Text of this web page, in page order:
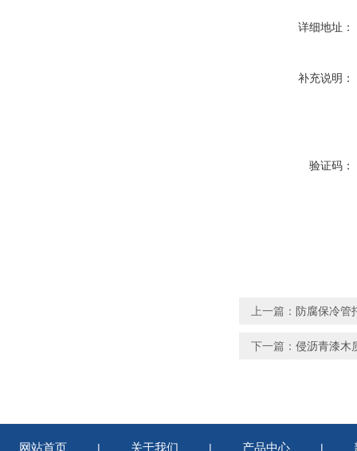
详细地址：
补充说明：
验证码：
上一篇： 防腐保冷管
下一篇： 侵沥青漆木
网站首页 | 关于我们 | 产品中心 |